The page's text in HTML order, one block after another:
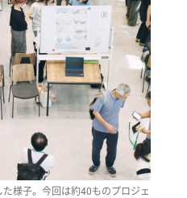
様子。今回は約40ものプロジェ